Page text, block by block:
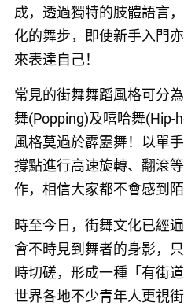
成，透過獨特的肢體語言
化的舞步，即使新手入門
來表達自己！
常見的街舞舞蹈風格可分
舞(Popping)及嘻哈舞(Hip-
風格莫過於霹靂舞！以單
撐點進行高速旋轉、翻滾
作，相信大家都不會感到陌
時至今日，街舞文化已經
會不時見到舞者的身影，
時切磋，形成一種「有街
世界各地不少青年人更視